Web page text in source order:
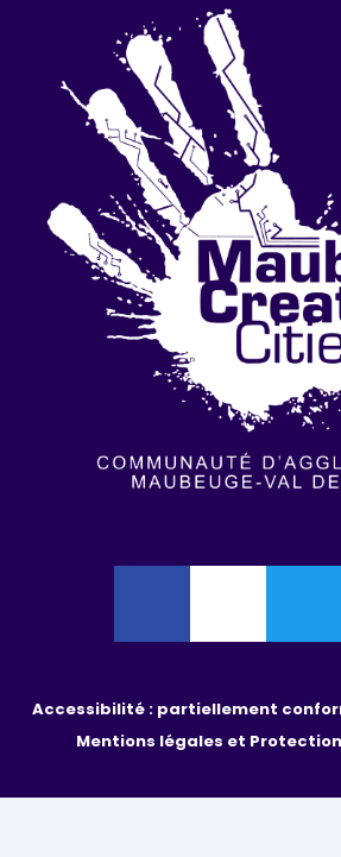
Accessibilité : partiellement
Mentions légales et